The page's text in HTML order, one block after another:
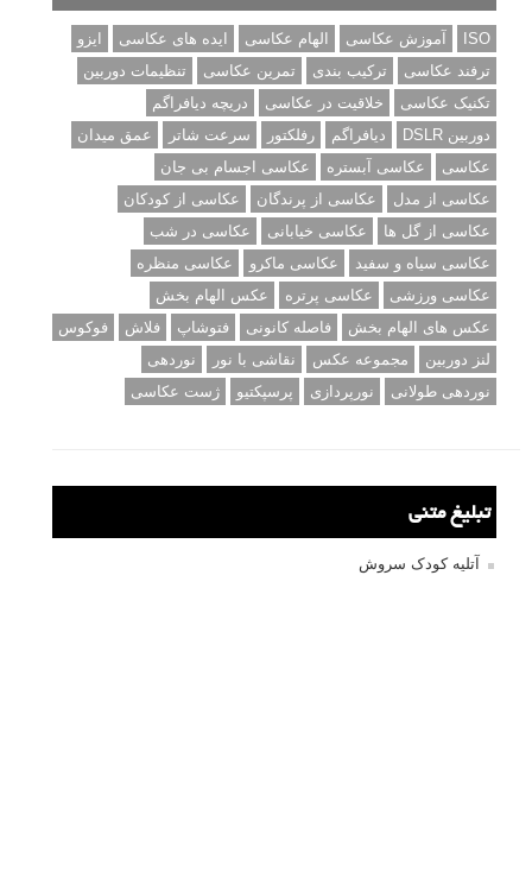
ISO آموزش عکاسی الهام عکاسی ایده های عکاسی
ایزو
ترفند عکاسی
ترکیب بندی تمرین عکاسی
تنظیمات دوربین
تکنیک عکاسی
خلاقیت در عکاسی
دریچه دیافراگم
دوربین DSLR
دیافراگم رفلکتور سرعت شاتر
عمق میدان
عکاسی
عکاسی آبستره
عکاسی اجسام بی جان
عکاسی از مدل
عکاسی از پرندگان
عکاسی از کودکان
عکاسی از گل ها
عکاسی خیابانی
عکاسی در شب
عکاسی سیاه و سفید
عکاسی ماکرو
عکاسی منظره
عکاسی ورزشی
عکاسی پرتره
عکس الهام بخش
عکس های الهام بخش
فاصله کانونی فتوشاپ فلاش
فوکوس
لنز دوربین
مجموعه عکس نقاشی با نور
نوردهی
نوردهی طولانی
نورپردازی پرسپکتیو ژست عکاسی
تبلیغ متنی
آتلیه کودک سروش